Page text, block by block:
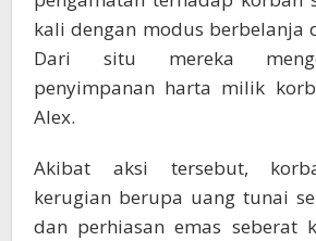
kali dengan modus berbelanja
Dari situ mereka
penyimpanan harta milik
Alex.
Akibat aksi tersebut,
kerugian berupa uang tunai
dan perhiasan emas seberat